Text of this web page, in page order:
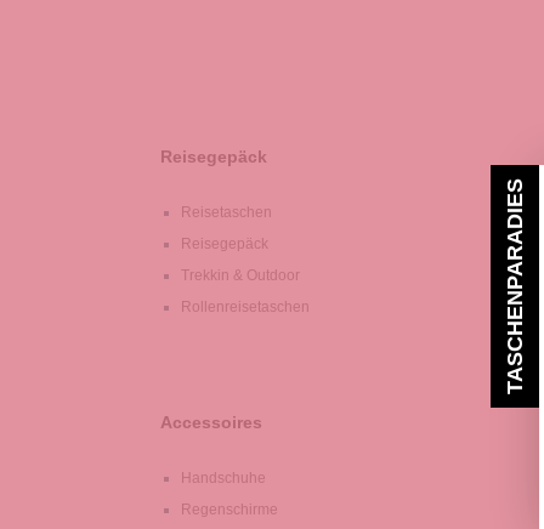
Reisegepäck
Reisetaschen
Reisegepäck
Trekkin & Outdoor
Rollenreisetaschen
Accessoires
Handschuhe
Regenschirme
TASCHENPARADIES